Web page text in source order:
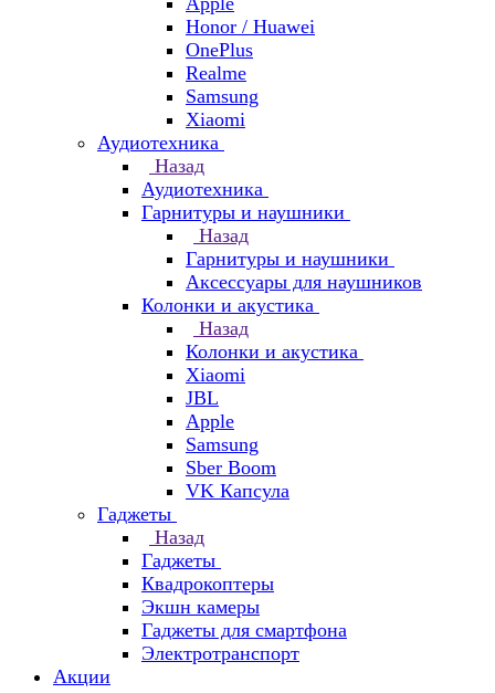
Honor / Huawei
OnePlus
Realme
Samsung
Xiaomi
Аудиотехника
Назад
Аудиотехника
Гарнитуры и наушники
Назад
Гарнитуры и наушники
Аксессуары для наушников
Колонки и акустика
Назад
Колонки и акустика
Xiaomi
JBL
Apple
Samsung
Sber Boom
VK Капсула
Гаджеты
Назад
Гаджеты
Квадрокоптеры
Экшн камеры
Гаджеты для смартфона
Электротранспорт
Акции